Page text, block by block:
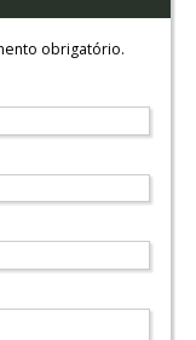
obrigatório.